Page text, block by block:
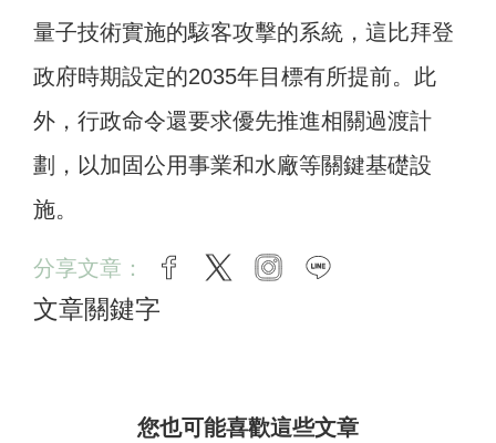
量子技術實施的駭客攻擊的系統，這比拜登
政府時期設定的2035年目標有所提前。此
外，行政命令還要求優先推進相關過渡計
劃，以加固公用事業和水廠等關鍵基礎設
施。
分享文章： facebook
twitter instagram
文章關鍵字
您也可能喜歡這些文章